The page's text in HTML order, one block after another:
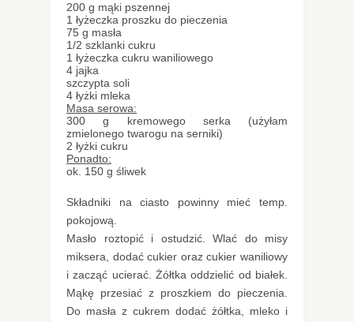
200 g mąki pszennej
1 łyżeczka proszku do pieczenia
75 g masła
1/2 szklanki cukru
1 łyżeczka cukru waniliowego
4 jajka
szczypta soli
4 łyżki mleka
Masa serowa:
300 g kremowego serka (użyłam
zmielonego twarogu na serniki)
2 łyżki cukru
Ponadto:
ok. 150 g śliwek
Składniki na ciasto powinny mieć temp.
pokojową.
Masło roztopić i ostudzić. Wlać do misy
miksera, dodać cukier oraz cukier waniliowy
i zacząć ucierać. Żółtka oddzielić od białek.
Mąkę przesiać z proszkiem do pieczenia.
Do masła z cukrem dodać żółtka, mleko i